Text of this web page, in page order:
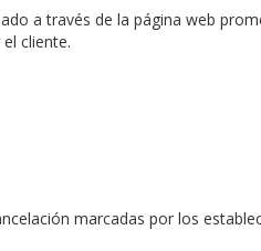
a través de la página web
cliente.
marcadas por los